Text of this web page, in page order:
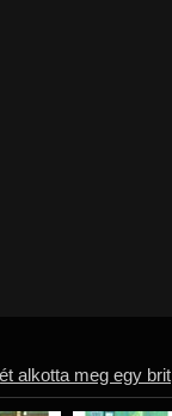
alkotta meg egy brit